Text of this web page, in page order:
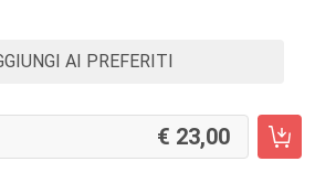
AI PREFERITI
23,00